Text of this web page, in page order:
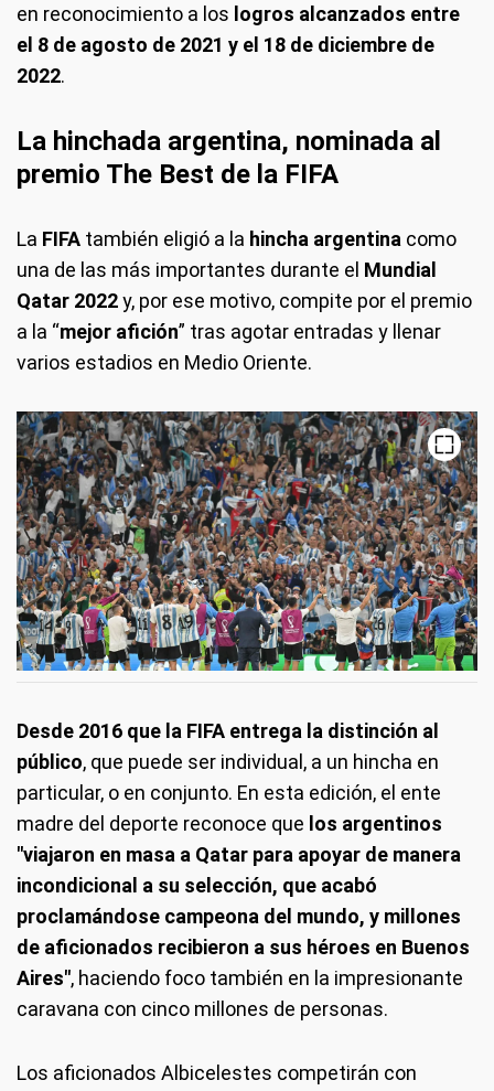
en reconocimiento a los logros alcanzados entre
el 8 de agosto de 2021 y el 18 de diciembre de
2022.
La hinchada argentina, nominada al
premio The Best de la FIFA
La FIFA también eligió a la hincha argentina como
una de las más importantes durante el Mundial
Qatar 2022y, por ese motivo, compite por el premio
a la “mejor afición” tras agotar entradas y llenar
varios estadios en Medio Oriente.
Desde 2016 que la FIFA entrega la distinción al
público, que puede ser individual, a un hincha en
particular, o en conjunto. En esta edición, el ente
madre del deporte reconoce que los argentinos
"viajaron en masa a Qatar para apoyar de manera
incondicional a su selección, que acabó
proclamándose campeona del mundo, y millones
de aficionados recibieron a sus héroes en Buenos
Aires", haciendo foco también en la impresionante
caravana con cinco millones de personas.
Los aficionados Albicelestes competirán con